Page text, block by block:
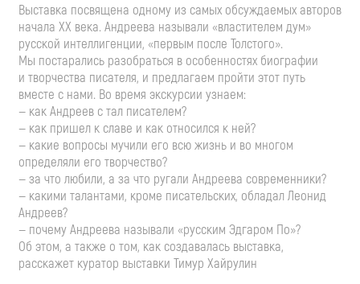
Выставка посвящена одному из самых обсуждаемых авторов
начала XX века. Андреева называли «властителем дум»
русской интеллигенции, «первым после Толстого».
Мы постарались разобраться в особенностях биографии
и творчества писателя, и предлагаем пройти этот путь
вместе с нами. Во время экскурсии узнаем:
— как Андреев с тал писателем?
— как пришел к славе и как относился к ней?
— какие вопросы мучили его всю жизнь и во многом
определяли его творчество?
— за что любили, а за что ругали Андреева современники?
— какими талантами, кроме писательских, обладал Леонид
Андреев?
— почему Андреева называли «русским Эдгаром По»?
Об этом, а также о том, как создавалась выставка,
расскажет куратор выставки Тимур Хайрулин